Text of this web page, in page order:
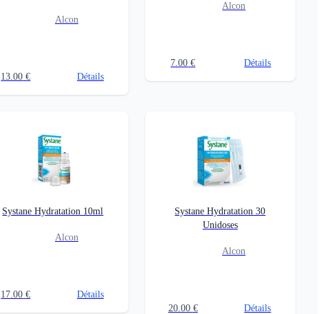
Alcon
13.00 € Détails
Alcon
7.00 € Détails
Systane Hydratation 10ml
Alcon
17.00 € Détails
Systane Hydratation 30
Unidoses
Alcon
20.00 € Détails